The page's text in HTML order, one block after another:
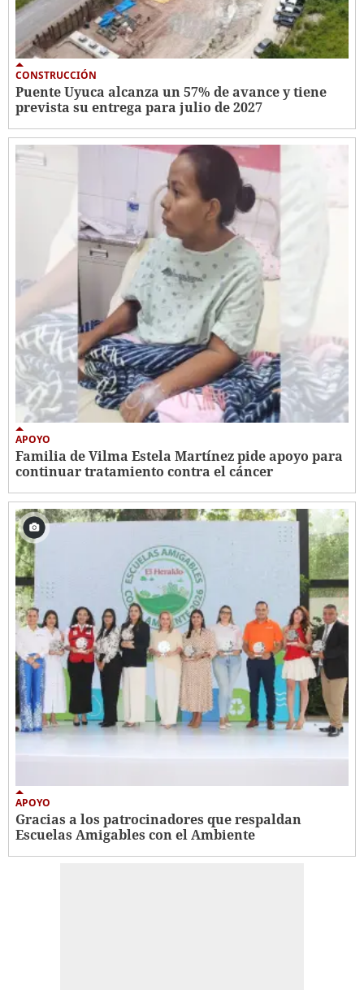
CONSTRUCCIÓN
Puente Uyuca alcanza un 57% de avance y tiene
prevista su entrega para julio de 2027
APOYO
Familia de Vilma Estela Martínez pide apoyo para
continuar tratamiento contra el cáncer
APOYO
Gracias a los patrocinadores que respaldan
Escuelas Amigables con el Ambiente